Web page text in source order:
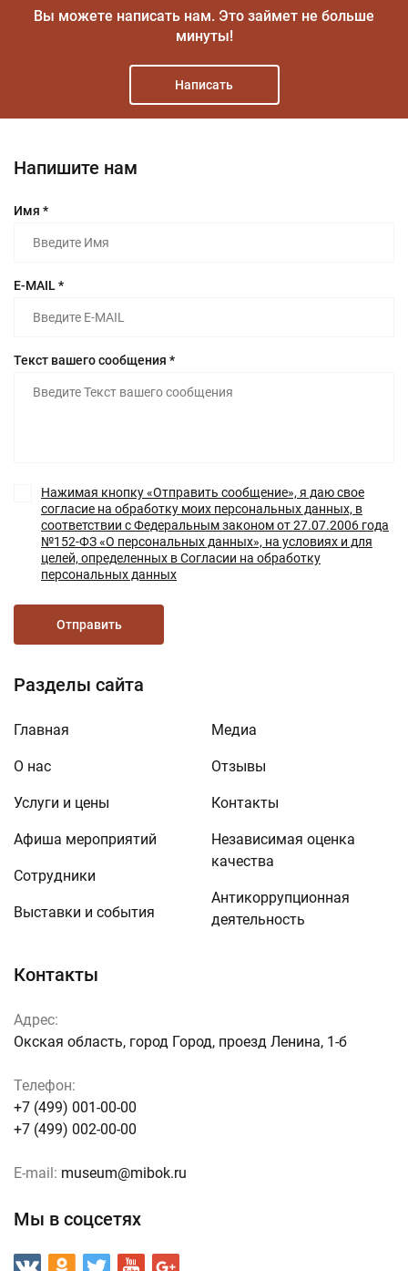
Вы можете написать нам. Это займет не больше
минуты!
Написать
Контакты
Адрес:
Окская область, город Город, проезд Ленина, 1-б
Телефон:
+7 (499) 001-00-00
+7 (499) 002-00-00
E-mail: museum@mibok.ru
Мы в соцсетях
Разделы сайта
Главная
О нас
Услуги и цены
Афиша мероприятий
Сотрудники
Выставки и события
Медиа
Отзывы
Контакты
Независимая оценка
качества
Антикоррупционная
деятельность
Напишите нам
Имя *
E-MAIL *
Текст вашего сообщения *
Нажимая кнопку «Отправить сообщение», я даю свое
согласие на обработку моих персональных данных, в
соответствии с Федеральным законом от 27.07.2006 года
№152-ФЗ «О персональных данных», на условиях и для
целей, определенных в Согласии на обработку
персональных данных
Отправить